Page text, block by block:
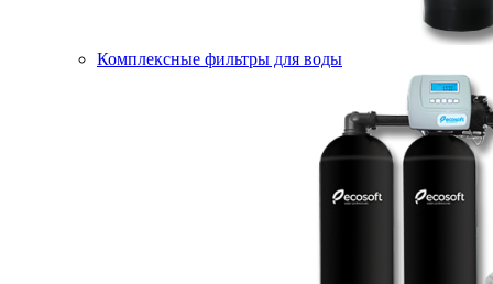
Комплексные фильтры для воды